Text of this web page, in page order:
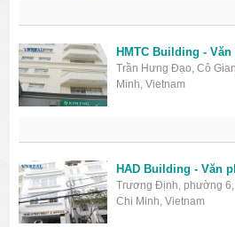
HMTC Building -
Trần Hưng Đạo, Cô
Minh, Vietnam
HAD Building - Văn
Trương Định, phường 6,
Chi Minh, Vietnam